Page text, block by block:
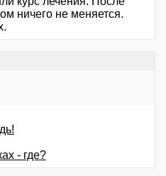
ничего не меняется.
- где?